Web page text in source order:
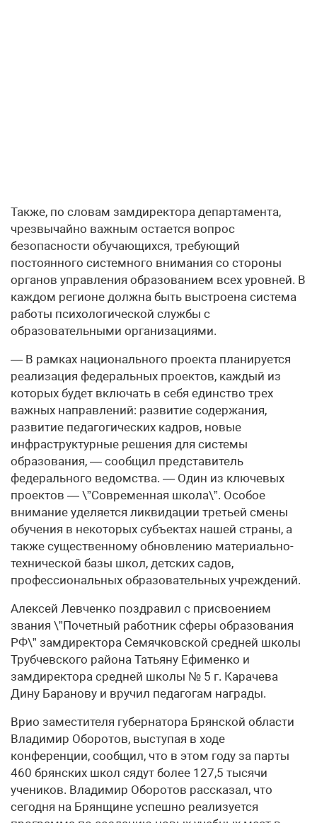
Также, по словам замдиректора департамента,
чрезвычайно важным остается вопрос
безопасности обучающихся, требующий
постоянного системного внимания со стороны
органов управления образованием всех уровней. В
каждом регионе должна быть выстроена система
работы психологической службы с
образовательными организациями.
— В рамках национального проекта планируется
реализация федеральных проектов, каждый из
которых будет включать в себя единство трех
важных направлений: развитие содержания,
развитие педагогических кадров, новые
инфраструктурные решения для системы
образования, — сообщил представитель
федерального ведомства. — Один из ключевых
проектов — \”Современная школа\”. Особое
внимание уделяется ликвидации третьей смены
обучения в некоторых субъектах нашей страны, а
также существенному обновлению материально-
технической базы школ, детских садов,
профессиональных образовательных учреждений.
Алексей Левченко поздравил с присвоением
звания \”Почетный работник сферы образования
РФ\” замдиректора Семячковской средней школы
Трубчевского района Татьяну Ефименко и
замдиректора средней школы № 5 г. Карачева
Дину Баранову и вручил педагогам награды.
Врио заместителя губернатора Брянской области
Владимир Оборотов, выступая в ходе
конференции, сообщил, что в этом году за парты
460 брянских школ сядут более 127,5 тысячи
учеников. Владимир Оборотов рассказал, что
сегодня на Брянщине успешно реализуется